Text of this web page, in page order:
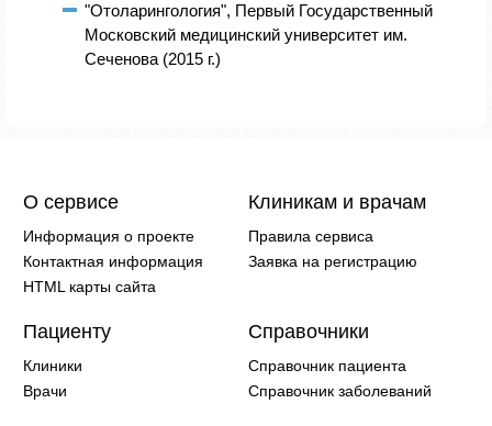
"Отоларингология", Первый Государственный
Московский медицинский университет им.
Сеченова (2015 г.)
О сервисе
Информация о проекте
Контактная информация
HTML карты сайта
Клиникам и врачам
Правила сервиса
Заявка на регистрацию
Пациенту
Клиники
Врачи
Справочники
Справочник пациента
Справочник заболеваний